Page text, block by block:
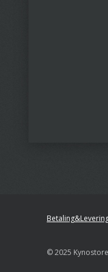
© 2025 Kynostore